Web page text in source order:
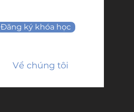
Đăng ký khóa học
Về chúng tôi